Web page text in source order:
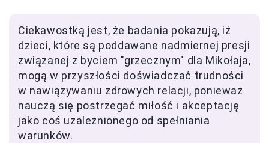
Ciekawostką jest, że badania pokazują, iż
dzieci, które są poddawane nadmiernej presji
związanej z byciem "grzecznym" dla Mikołaja,
mogą w przyszłości doświadczać trudności
w nawiązywaniu zdrowych relacji, ponieważ
nauczą się postrzegać miłość i akceptację
jako coś uzależnionego od spełniania
warunków.